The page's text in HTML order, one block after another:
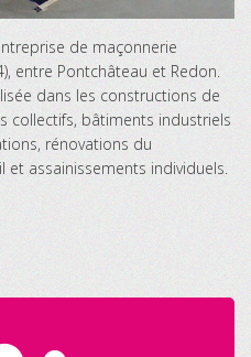
de maçonnerie
entre Pontchâteau et Redon.
dans les constructions de
collectifs, bâtiments industriels
rénovations du
et assainissements individuels.